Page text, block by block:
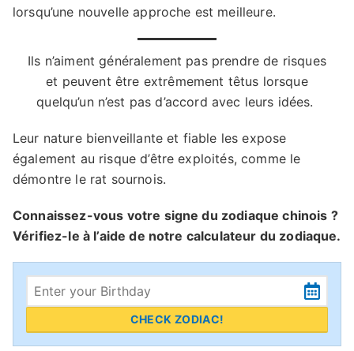
lorsqu’une nouvelle approche est meilleure.
Ils n’aiment généralement pas prendre de risques
et peuvent être extrêmement têtus lorsque
quelqu’un n’est pas d’accord avec leurs idées.
Leur nature bienveillante et fiable les expose
également au risque d’être exploités, comme le
démontre le rat sournois.
Connaissez-vous votre signe du zodiaque chinois ?
Vérifiez-le à l’aide de notre calculateur du zodiaque.
CHECK ZODIAC!